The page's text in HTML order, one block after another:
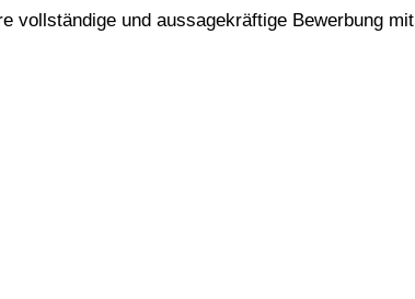
vollständige und aussagekräftige Bewerbung mit